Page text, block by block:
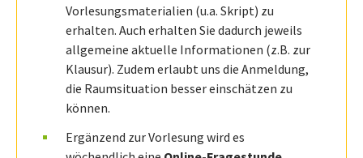
Vorlesungsmaterialien (u.a. Skript) zu
erhalten. Auch erhalten Sie dadurch jeweils
allgemeine aktuelle Informationen (z.B. zur
Klausur). Zudem erlaubt uns die Anmeldung,
die Raumsituation besser einschätzen zu
können.
Ergänzend zur Vorlesung wird es